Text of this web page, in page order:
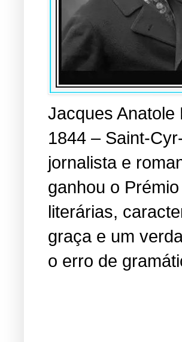
Jacques Anatole
1844 – Saint-
jornalista e
ganhou o
literárias,
graça e um
o erro de